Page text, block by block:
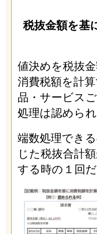
税抜金額を基
値決めを税抜
消費税額を計
品・サービス
処理は認められ
端数処理でき
じた税抜合計
する時の１回だ